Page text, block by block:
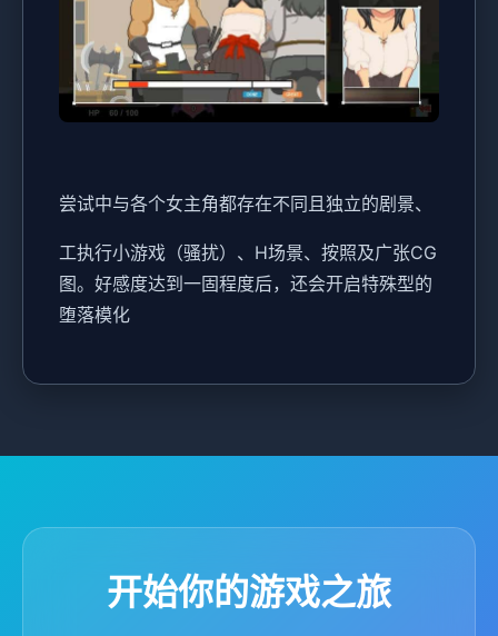
尝试中与各个女主角都存在不同且独立的剧景、
工执行小游戏（骚扰）、H场景、按照及广张CG
图。好感度达到一固程度后，还会开启特殊型的
堕落模化
开始你的游戏之旅